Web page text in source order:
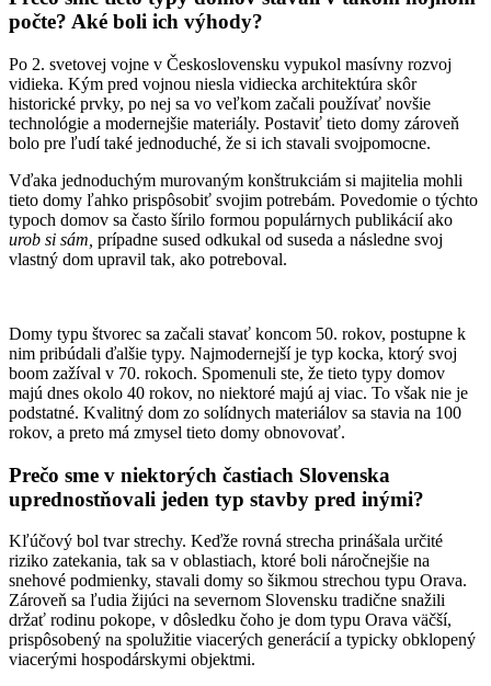
počte? Aké boli ich výhody?
Po 2. svetovej vojne v Československu vypukol masívny rozvoj
vidieka. Kým pred vojnou niesla vidiecka architektúra skôr
historické prvky, po nej sa vo veľkom začali používať novšie
technológie a modernejšie materiály. Postaviť tieto domy zároveň
bolo pre ľudí také jednoduché, že si ich stavali svojpomocne.
Vďaka jednoduchým murovaným konštrukciám si majitelia mohli
tieto domy ľahko prispôsobiť svojim potrebám. Povedomie o týchto
typoch domov sa často šírilo formou populárnych publikácií ako
urob si sám, prípadne sused odkukal od suseda a následne svoj
vlastný dom upravil tak, ako potreboval.
Domy typu štvorec sa začali stavať koncom 50. rokov, postupne k
nim pribúdali ďalšie typy. Najmodernejší je typ kocka, ktorý svoj
boom zažíval v 70. rokoch. Spomenuli ste, že tieto typy domov
majú dnes okolo 40 rokov, no niektoré majú aj viac. To však nie je
podstatné. Kvalitný dom zo solídnych materiálov sa stavia na 100
rokov, a preto má zmysel tieto domy obnovovať.
Prečo sme v niektorých častiach Slovenska
uprednostňovali jeden typ stavby pred inými?
Kľúčový bol tvar strechy. Keďže rovná strecha prinášala určité
riziko zatekania, tak sa v oblastiach, ktoré boli náročnejšie na
snehové podmienky, stavali domy so šikmou strechou typu Orava.
Zároveň sa ľudia žijúci na severnom Slovensku tradične snažili
držať rodinu pokope, v dôsledku čoho je dom typu Orava väčší,
prispôsobený na spolužitie viacerých generácií a typicky obklopený
viacerými hospodárskymi objektmi.